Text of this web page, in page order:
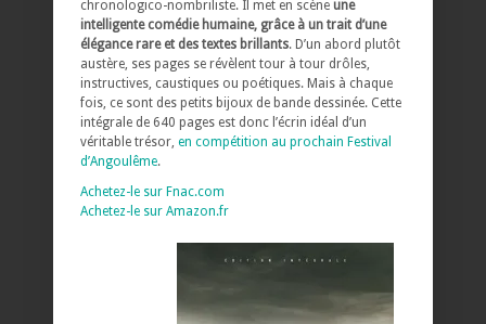
chronologico-nombriliste. Il met en scène une
intelligente comédie humaine, grâce à un trait d’une
élégance rare et des textes brillants. D’un abord plutôt
austère, ses pages se révèlent tour à tour drôles,
instructives, caustiques ou poétiques. Mais à chaque
fois, ce sont des petits bijoux de bande dessinée. Cette
intégrale de 640 pages est donc l’écrin idéal d’un
véritable trésor, en compétition au prochain Festival
d’Angoulême.
Achetez-le sur Fnac.com
Achetez-le sur Amazon.fr